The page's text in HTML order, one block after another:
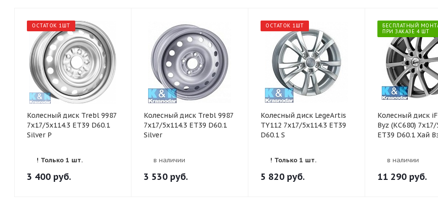
ОСТАТОК 1ШТ
Колесный диск Trebl 9987
7x17/5x114.3 ET39 D60.1
Silver P
! Только 1 шт.
3 400 руб.
Колесный диск Trebl 9987
7x17/5x114.3 ET39 D60.1
Silver
в наличии
3 530 руб.
ОСТАТОК 1ШТ
Колесный диск LegeArtis
TY112 7x17/5x114.3 ET39
D60.1 S
! Только 1 шт.
5 820 руб.
БЕСПЛАТНЫЙ
ПРИ ЗАКАЗЕ 4 ШТ
Колесный диск
Byz (КС680) 7x17/
ET39 D60.1 Хай
в наличии
11 290 руб.